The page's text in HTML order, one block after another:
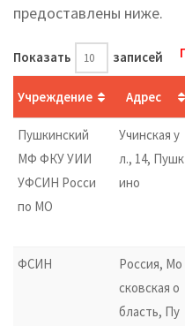
предоставлены ниже.
Показать записей
Учреждение Адрес
Пушкинский
МФ ФКУ УИИ
УФСИН Росси
по МО
Учинская у
л., 14, Пушк
ино
ФСИН
Россия, Мо
сковская о
бласть, Пу